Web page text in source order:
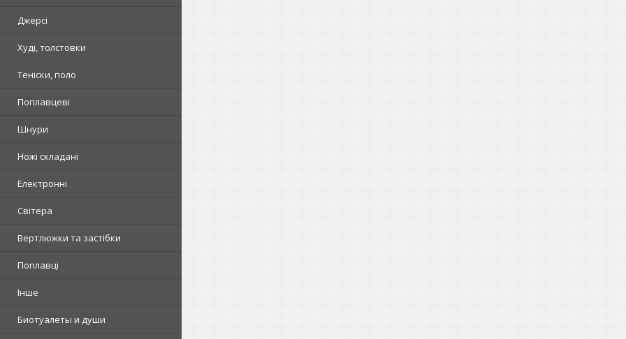
Джерсі
Худі, толстовки
Теніски, поло
Поплавцеві
Шнури
Ножі складані
Електронні
Світера
Вертлюжки та застібки
Поплавці
Інше
Биотуалеты и души